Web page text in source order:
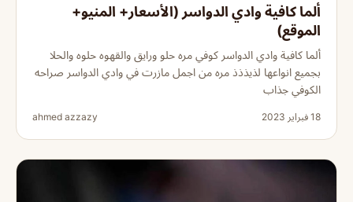
ألما كافية وادي الدواسر (الأسعار+ المنيو+
الموقع)
ألما كافية وادي الدواسر كوفي مره حلو ورايق والقهوه حلوه والحلا
بجميع انواعها لذيذذذ مره من اجمل مازرت في وادي الدواسر صراحه
الكوفي جذاب
18 فبراير 2023 ahmed azzazy